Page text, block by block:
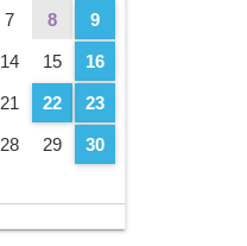
7 8 9
14 15 16
21 22 23
28 29
30